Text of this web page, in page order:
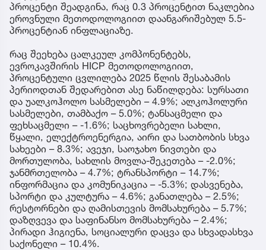
პროცენტი შეადგინა, რაც 0.3 პროცენტით ნაკლებია
ეროვნული მეთოდოლოგიით დაანგარიშებულ 5.5-
პროცენტიან ინფლაციაზე.
რაც შეეხება ცალკეულ კომპონენტებს,
ევროკავშირის HICP მეთოდოლოგიით,
პროცენტული ცვლილება 2025 წლის შესაბამის
პერიოდთან შედარებით ასე ნაწილდება: სურსათი
და უალკოჰოლო სასმელები – 4.9%; ალკოჰოლური
სასმელები, თამბაქო – 5.0%; ტანსაცმელი და
ფეხსაცმელი – -1.6%; საცხოვრებელი სახლი,
წყალი, ელექტროენერგია, აირი და სათბობის სხვა
სახეები – 8.3%; ავეჯი, საოჯახო ნივთები და
მორთულობა, სახლის მოვლა-შეკეთება – -2.0%;
ჯანმრთელობა – 4.7%; ტრანსპორტი – 14.7%;
ინფორმაცია და კომუნიკაცია – -5.3%; დასვენება,
სპორტი და კულტურა – 4.6%; განათლება – 2.5%;
რესტორნები და ღამისთევის მომსახურება – 5.7%;
დაზღვევა და საფინანსო მომსახურება – 2.4%;
პირადი ჰიგიენა, სოციალური დაცვა და სხვადასხვა
საქონელი – 10.4%.